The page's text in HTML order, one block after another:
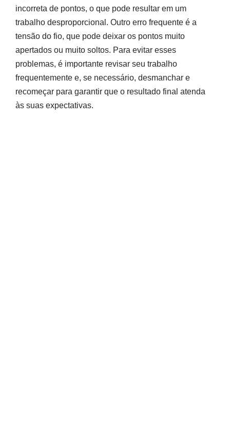
incorreta de pontos, o que pode resultar em um
trabalho desproporcional. Outro erro frequente é a
tensão do fio, que pode deixar os pontos muito
apertados ou muito soltos. Para evitar esses
problemas, é importante revisar seu trabalho
frequentemente e, se necessário, desmanchar e
recomeçar para garantir que o resultado final atenda
às suas expectativas.